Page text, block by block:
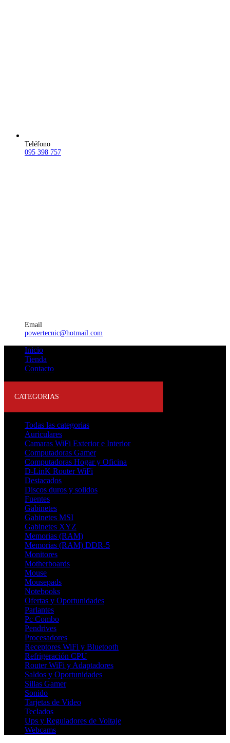
Teléfono
095 398 757
Email
powertecnic@hotmail.com
Inicio
Tienda
Contacto
CATEGORIAS
Todas las categorias
Auriculares
Camaras WiFi Exterior e Interior
Computadoras Gamer
Computadoras Hogar y Oficina
D-LinK Router WiFi
Destacados
Discos duros y solidos
Fuentes
Gabinetes
Gabinetes MSI
Gabinetes XYZ
Memorias (RAM)
Memorias (RAM) DDR-5
Monitores
Motherboards
Mouse
Mousepads
Notebooks
Ofertas y Oportunidades
Parlantes
Pc Combo
Pendrives
Procesadores
Receptores WiFi y Bluetooth
Refrigeración CPU
Router WiFi y Adaptadores
Saldos y Oportunidades
Sillas Gamer
Sonido
Tarjetas de Video
Teclados
Ups y Reguladores de Voltaje
Webcams